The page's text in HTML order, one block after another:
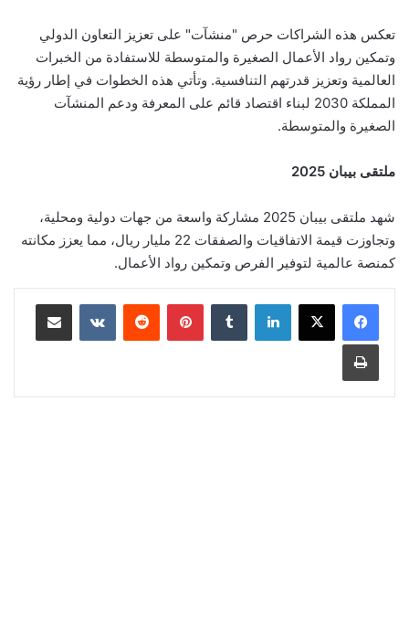
تعكس هذه الشراكات حرص "منشآت" على تعزيز التعاون الدولي
وتمكين رواد الأعمال الصغيرة والمتوسطة للاستفادة من الخبرات
العالمية وتعزيز قدرتهم التنافسية. وتأتي هذه الخطوات في إطار رؤية
المملكة 2030 لبناء اقتصاد قائم على المعرفة ودعم المنشآت
الصغيرة والمتوسطة.
ملتقى بيبان 2025
شهد ملتقى بيبان 2025 مشاركة واسعة من جهات دولية ومحلية،
وتجاوزت قيمة الاتفاقيات والصفقات 22 مليار ريال، مما يعزز مكانته
كمنصة عالمية لتوفير الفرص وتمكين رواد الأعمال.
لينكدإن بينتيريست